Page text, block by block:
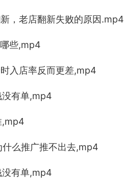
，老店翻新失败的原因.mp4
些,mp4
入店率反而更差,mp4
有单,mp4
,mp4
么推广推不出去,mp4
有单,mp4